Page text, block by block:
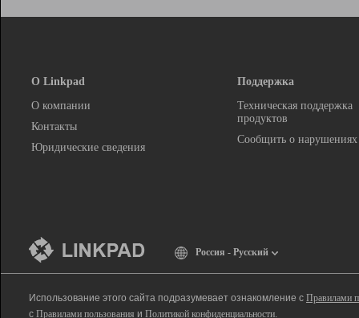
О Linkpad
О компании
Контакты
Юридические сведения
Поддержка
Техническая поддержка
продуктов
Сообщить о нарушениях
Россия - Русский
Использование этого сайта подразумевает ознакомление с Правилами
с Правилами пользования и Политикой конфиденциальности.